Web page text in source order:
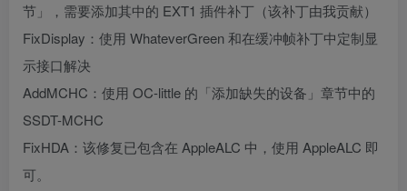
节」，需要添加其中的 EXT1 插件补丁（该补丁由我贡献）
FixDisplay：使用 WhateverGreen 和在缓冲帧补丁中定制显
示接口解决
AddMCHC：使用 OC-little 的「添加缺失的设备」章节中的
SSDT-MCHC
FixHDA：该修复已包含在 AppleALC 中，使用 AppleALC 即
可。